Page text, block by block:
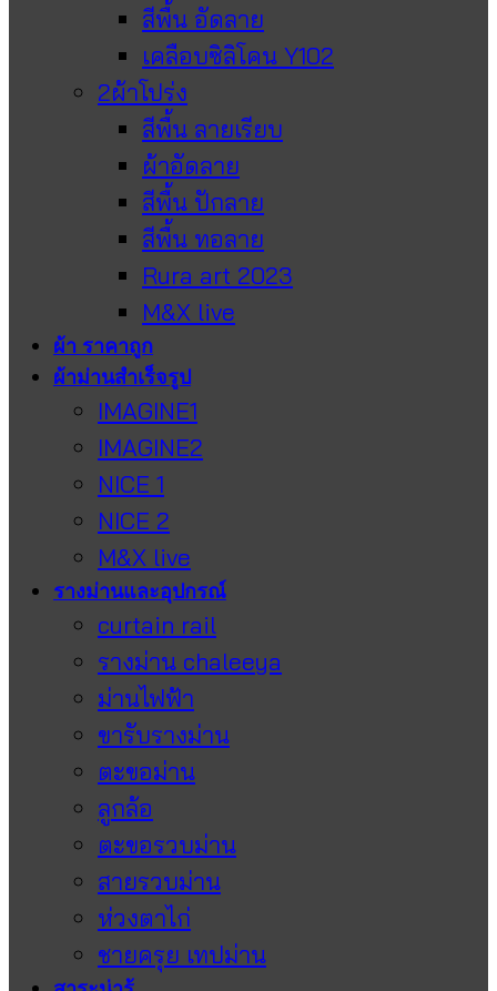
สีพื้น อัดลาย
เคลือบซิลิโคน Y102
2ผ้าโปร่ง
สีพื้น ลายเรียบ
ผ้าอัดลาย
สีพื้น ปักลาย
สีพื้น ทอลาย
Rura art 2023
M&X live
ผ้า ราคาถูก
ผ้าม่านสำเร็จรูป
IMAGINE1
IMAGINE2
NICE 1
NICE 2
M&X live
รางม่านและอุปกรณ์
curtain rail
รางม่าน chaleeya
ม่านไฟฟ้า
ขารับรางม่าน
ตะขอม่าน
ลูกล้อ
ตะขอรวบม่าน
สายรวบม่าน
ห่วงตาไก่
ชายครุย เทปม่าน